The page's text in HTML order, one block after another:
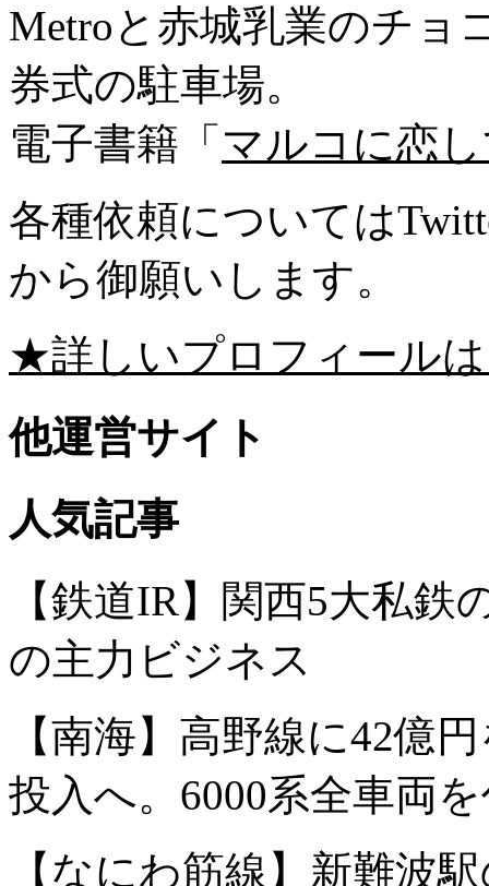
Metroと赤城乳業のチョ
券式の駐車場。
電子書籍「 マルコに恋
各種依頼については
から御願いします。
★詳しいプロフィール
他運営サイト
人気記事
【鉄道IR】関西5大私
の主力ビジネス
【南海】高野線に42億
投入へ。6000系全車両
【なにわ筋線】新難波